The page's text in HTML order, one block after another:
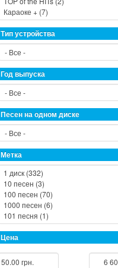
Тип устройства
Год выпуска
Песен на одном диске
Метка
Цена